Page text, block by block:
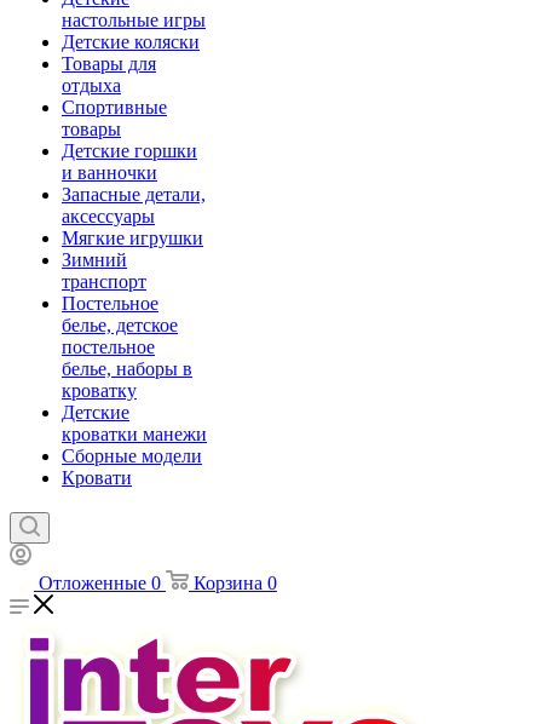
настольные игры
Детские коляски
Товары для
отдыха
Спортивные
товары
Детские горшки
и ванночки
Запасные детали,
аксессуары
Мягкие игрушки
Зимний
транспорт
Постельное
белье, детское
постельное
белье, наборы в
кроватку
Детские
кроватки манежи
Сборные модели
Кровати
Отложенные 0 Корзина 0